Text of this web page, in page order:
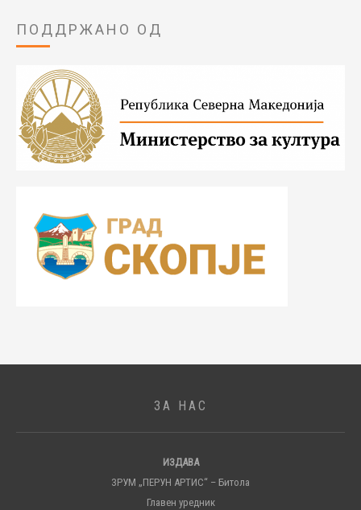
ПОДДРЖАНО ОД
ЗА НАС
ИЗДАВА
ЗРУМ „ПЕРУН АРТИС“ – Битола
Главен уредник